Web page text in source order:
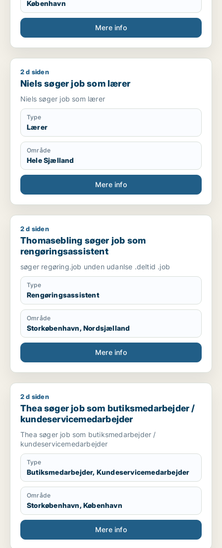
København
Mere info
Niels søger job som lærer
2 d siden
Niels søger job som lærer
Niels søger job som lærer
Type
Lærer
Område
Hele Sjælland
Mere info
Thomasebling søger job som rengøringsassistent
2 d siden
Thomasebling søger job som
rengøringsassistent
søger regøring.job unden udanlse .deltid .job
Type
Rengøringsassistent
Område
Storkøbenhavn, Nordsjælland
Mere info
Thea søger job som butiksmedarbejder /
2 d siden
Thea søger job som butiksmedarbejder /
kundeservicemedarbejder
Thea søger job som butiksmedarbejder /
kundeservicemedarbejder
Type
Butiksmedarbejder, Kundeservicemedarbejder
Område
Storkøbenhavn, København
Mere info